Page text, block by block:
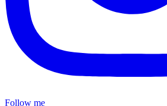
Follow me